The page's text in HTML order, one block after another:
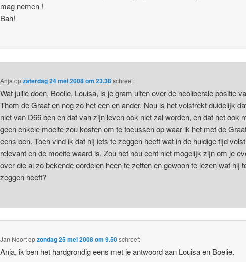
mag nemen !
Bah!
Anja opzaterdag 24 mei 2008 om 23.38schreef:
Wat jullie doen, Boelie, Louisa, is je gram uiten over de neoliberale positie
Thom de Graaf en nog zo het een en ander. Nou is het volstrekt duidelijk
niet van D66 ben en dat van zijn leven ook niet zal worden, en dat het ook
geen enkele moeite zou kosten om te focussen op waar ik het met de
eens ben. Toch vind ik dat hij iets te zeggen heeft wat in de huidige tijd
relevant en de moeite waard is. Zou het nou echt niet mogelijk zijn om je
over die al zo bekende oordelen heen te zetten en gewoon te lezen wat hij
zeggen heeft?
Jan Noortopzondag 25 mei 2008 om 9.50schreef:
Anja, ik ben het hardgrondig eens met je antwoord aan Louisa en Boelie.